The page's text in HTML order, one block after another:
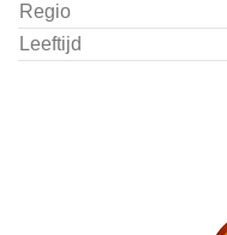
Regio
Leeftijd